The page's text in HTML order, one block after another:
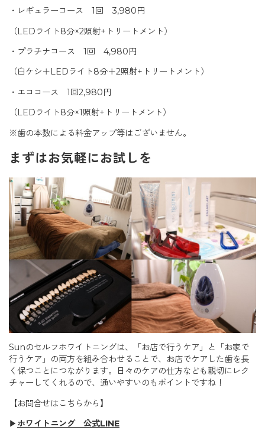
・レギュラーコース 1回 3,980円
（LEDライト8分×2照射+トリートメント）
・プラチナコース 1回 4,980円
（白ケシ＋LEDライト8分＋2照射+トリートメント）
・エココース 1回2,980円
（LEDライト8分×1照射+トリートメント）
※歯の本数による料金アップ等はございません。
まずはお気軽にお試しを
Sunのセルフホワイトニングは、「お店で行うケア」と「お家で
行うケア」の両方を組み合わせることで、お店でケアした歯を長
く保つことにつながります。日々のケアの仕方なども親切にレク
チャーしてくれるので、通いやすいのもポイントですね！
【お問合せはこちらから】
▶︎ ホワイトニング 公式LINE